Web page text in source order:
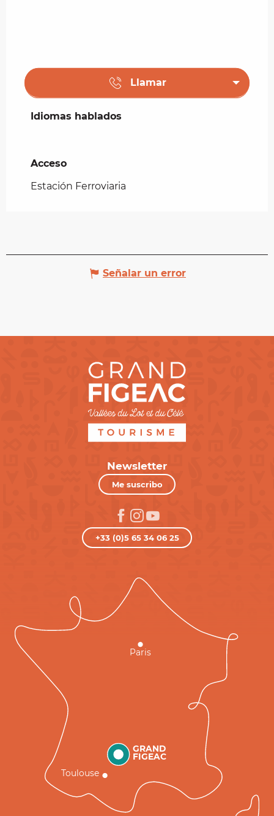
Llamar
Idiomas hablados
Idiomas hablados
Acceso
Acceso
Estación Ferroviaria
Señalar un error
Newsletter
Me suscribo
+33 (0)5 65 34 06 25
GRAND
FIGEAC
Toulouse
Paris